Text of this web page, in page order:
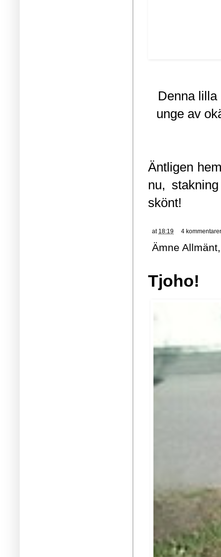
Denna
unge av
Äntligen
nu,
skönt!
at 18:19 4
Ämne Allmänt
Tjoho!